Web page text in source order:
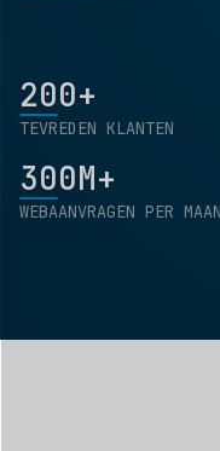
200+
TEVREDEN KLANTEN
300M+
WEBAANVRAGEN PER